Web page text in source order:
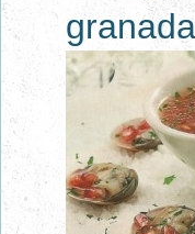
granada